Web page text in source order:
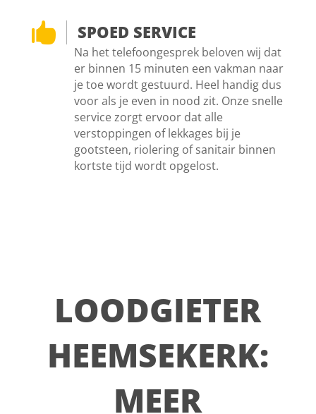
 SPOED SERVICE
Na het telefoongesprek beloven wij dat
er binnen 15 minuten een vakman naar
je toe wordt gestuurd. Heel handig dus
voor als je even in nood zit. Onze snelle
service zorgt ervoor dat alle
verstoppingen of lekkages bij je
gootsteen, riolering of sanitair binnen
kortste tijd wordt opgelost.
LOODGIETER
HEEMSEKERK:
MEER